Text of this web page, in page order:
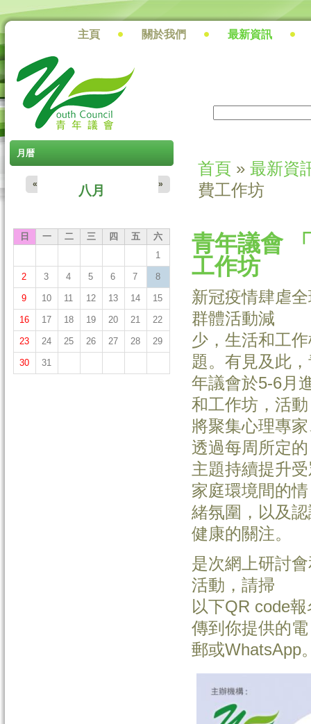
搜尋
主頁 關於我們 最新資訊
月暦
八月
« »
日 一 二 三 四 五
六
1
2 3 4 5 6 7 8
9 10 11 12 13 14 15
16 17 18 19 20 21 22
23 24 25 26 27 28 29
30 31
您在這裡
首頁 »最新資
費工作坊
青年議會
工作坊
新冠疫情肆虐
群體活動減
少，生活和工
題。有見及此
年議會於5-6月
和工作坊，活動
將聚集心理專
透過每周所定的
主題持續提升
家庭環境間的情
緒氛圍，以及
健康的關注。
是次網上研討
活動，請掃
以下QR code
傳到你提供的電
郵或WhatsApp